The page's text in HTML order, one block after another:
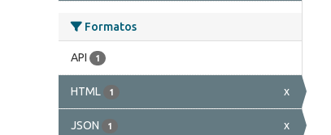
Formatos
API 1
HTML 1 x
JSON 1 x